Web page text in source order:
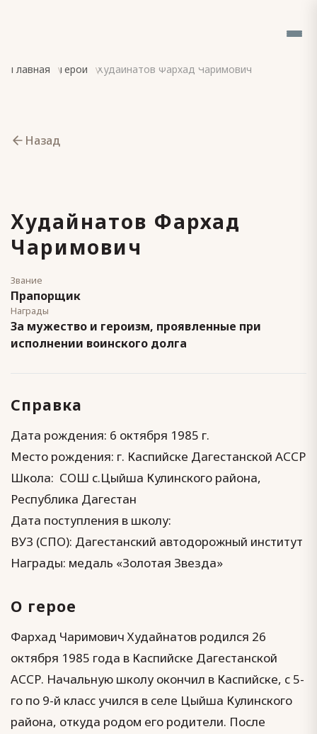
Главная Герои Худайнатов Фархад Чаримович
Назад
Худайнатов Фархад
Чаримович
Звание
Прапорщик
Награды
За мужество и героизм, проявленные при
исполнении воинского долга
Справка
Дата рождения: 6 октября 1985 г.
Место рождения: г. Каспийске Дагестанской АССР
Школа: СОШ с.Цыйша Кулинского района,
Республика Дагестан
Дата поступления в школу:
ВУЗ (СПО): Дагестанский автодорожный институт
Награды: медаль «Золотая Звезда»
О герое
Фархад Чаримович Худайнатов родился 26
октября 1985 года в Каспийске Дагестанской
АССР. Начальную школу окончил в Каспийске, с 5-
го по 9-й класс учился в селе Цыйша Кулинского
района, откуда родом его родители. После